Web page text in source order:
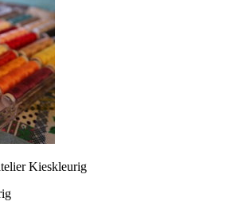
Kieskleurig